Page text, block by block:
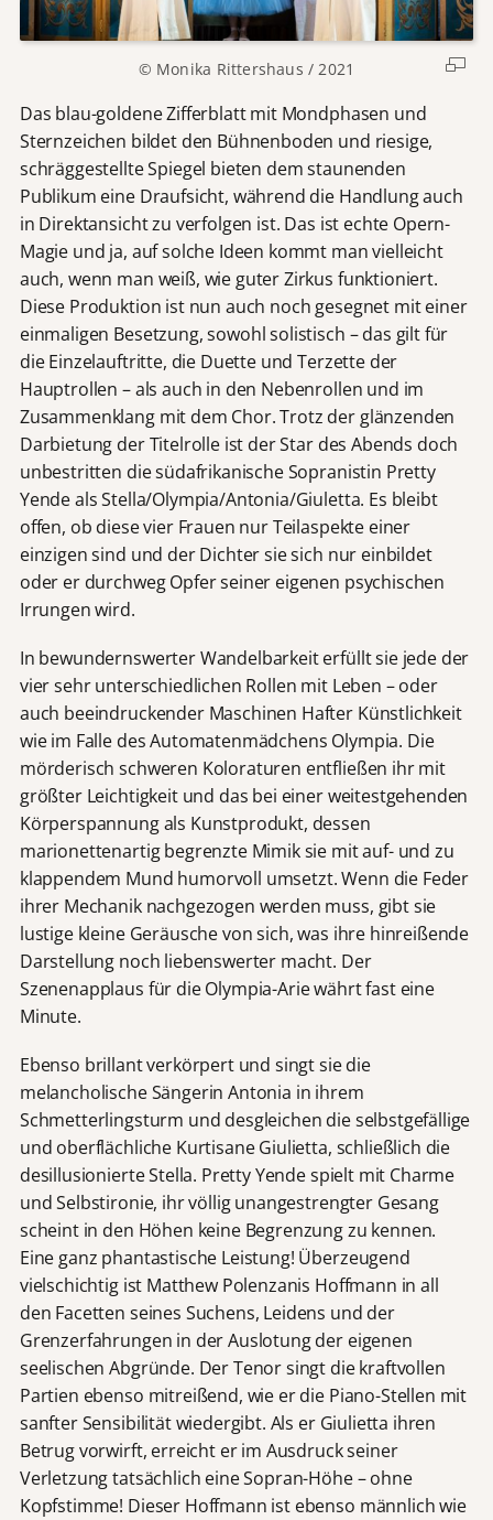
© Monika Rittershaus / 2021
Das blau-goldene Zifferblatt mit Mondphasen und
Sternzeichen bildet den Bühnenboden und riesige,
schräggestellte Spiegel bieten dem staunenden
Publikum eine Draufsicht, während die Handlung auch
in Direktansicht zu verfolgen ist. Das ist echte Opern-
Magie und ja, auf solche Ideen kommt man vielleicht
auch, wenn man weiß, wie guter Zirkus funktioniert.
Diese Produktion ist nun auch noch gesegnet mit einer
einmaligen Besetzung, sowohl solistisch – das gilt für
die Einzelauftritte, die Duette und Terzette der
Hauptrollen – als auch in den Nebenrollen und im
Zusammenklang mit dem Chor. Trotz der glänzenden
Darbietung der Titelrolle ist der Star des Abends doch
unbestritten die südafrikanische Sopranistin Pretty
Yende als Stella/Olympia/Antonia/Giuletta. Es bleibt
offen, ob diese vier Frauen nur Teilaspekte einer
einzigen sind und der Dichter sie sich nur einbildet
oder er durchweg Opfer seiner eigenen psychischen
Irrungen wird.
In bewundernswerter Wandelbarkeit erfüllt sie jede der
vier sehr unterschiedlichen Rollen mit Leben – oder
auch beeindruckender Maschinen Hafter Künstlichkeit
wie im Falle des Automatenmädchens Olympia. Die
mörderisch schweren Koloraturen entfließen ihr mit
größter Leichtigkeit und das bei einer weitestgehenden
Körperspannung als Kunstprodukt, dessen
marionettenartig begrenzte Mimik sie mit auf- und zu
klappendem Mund humorvoll umsetzt. Wenn die Feder
ihrer Mechanik nachgezogen werden muss, gibt sie
lustige kleine Geräusche von sich, was ihre hinreißende
Darstellung noch liebenswerter macht. Der
Szenenapplaus für die Olympia-Arie währt fast eine
Minute.
Ebenso brillant verkörpert und singt sie die
melancholische Sängerin Antonia in ihrem
Schmetterlingsturm und desgleichen die selbstgefällige
und oberflächliche Kurtisane Giulietta, schließlich die
desillusionierte Stella. Pretty Yende spielt mit Charme
und Selbstironie, ihr völlig unangestrengter Gesang
scheint in den Höhen keine Begrenzung zu kennen.
Eine ganz phantastische Leistung! Überzeugend
vielschichtig ist Matthew Polenzanis Hoffmann in all
den Facetten seines Suchens, Leidens und der
Grenzerfahrungen in der Auslotung der eigenen
seelischen Abgründe. Der Tenor singt die kraftvollen
Partien ebenso mitreißend, wie er die Piano-Stellen mit
sanfter Sensibilität wiedergibt. Als er Giulietta ihren
Betrug vorwirft, erreicht er im Ausdruck seiner
Verletzung tatsächlich eine Sopran-Höhe – ohne
Kopfstimme! Dieser Hoffmann ist ebenso männlich wie